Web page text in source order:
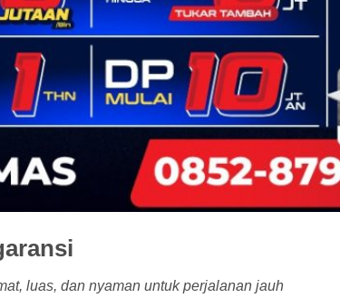
luas, dan nyaman untuk perjalanan jauh